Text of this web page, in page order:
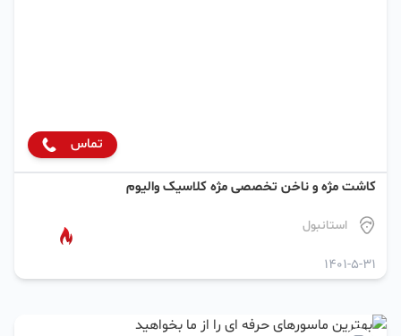
تماس
کاشت مژه و ناخن تخصصی مژه کلاسیک والیوم
استانبول
1401-5-31